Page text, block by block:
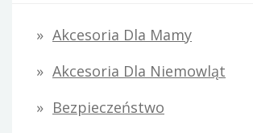
Akcesoria Dla Mamy
Akcesoria Dla Niemowląt
Bezpieczeństwo